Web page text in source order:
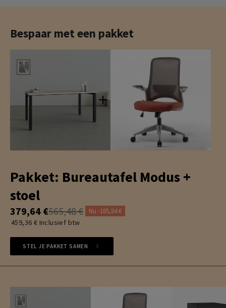
Bespaar met een pakket
STEL JE PAKKET SAMEN
Pakket: Bureautafel Modus +
stoel
379,64 €565,48 € Nu -185,84 €
459,36 € Inclusief btw